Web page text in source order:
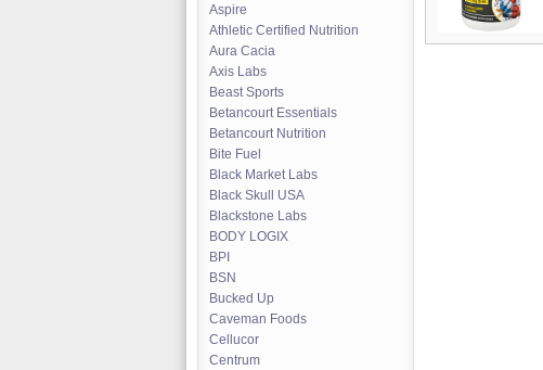
Aspire
Athletic Certified Nutrition
Aura Cacia
Axis Labs
Beast Sports
Betancourt Essentials
Betancourt Nutrition
Bite Fuel
Black Market Labs
Black Skull USA
Blackstone Labs
BODY LOGIX
BPI
BSN
Bucked Up
Caveman Foods
Cellucor
Centrum